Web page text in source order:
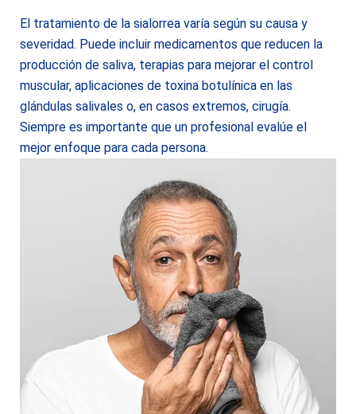
El tratamiento de la sialorrea varía según su causa y
severidad. Puede incluir medicamentos que reducen la
producción de saliva, terapias para mejorar el control
muscular, aplicaciones de toxina botulínica en las
glándulas salivales o, en casos extremos, cirugía.
Siempre es importante que un profesional evalúe el
mejor enfoque para cada persona.